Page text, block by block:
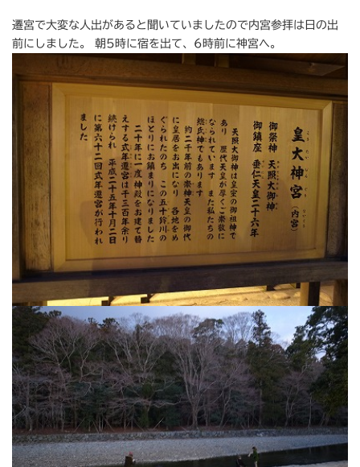
遷宮で大変な人出があると聞いていましたので内宮参拝は日の出
前にしました。 朝5時に宿を出て、6時前に神宮へ。